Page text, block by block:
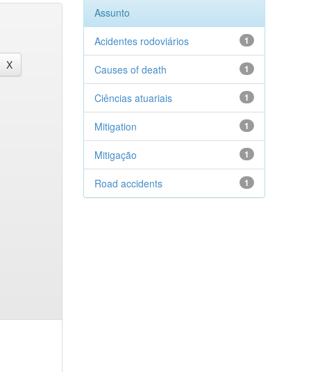
Assunto
1
Acidentes rodoviários
1
Causes of death
1
Ciências atuariais
1
Mitigation
1
Mitigação
1
Road accidents